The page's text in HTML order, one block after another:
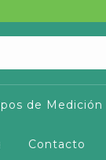
de Medición
Contacto